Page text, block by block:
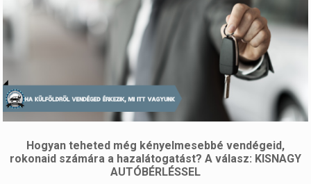
Hogyan teheted még kényelmesebbé vendégeid,
rokonaid számára a hazalátogatást? A válasz: KISNAGY
AUTÓBÉRLÉSSEL